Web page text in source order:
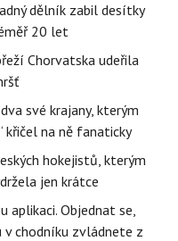
dělník zabil desítky
20 let
Chorvatska udeřila
své krajany, kterým
křičel na ně fanaticky
hokejistů, kterým
jen krátce
aplikaci. Objednat se,
chodníku zvládnete z